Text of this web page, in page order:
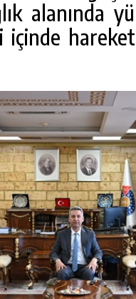
alanında
içinde